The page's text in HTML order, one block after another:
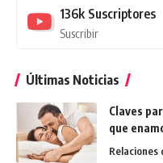
136k Suscriptores
Suscribir
Últimas Noticias
Claves
que
Relaciones